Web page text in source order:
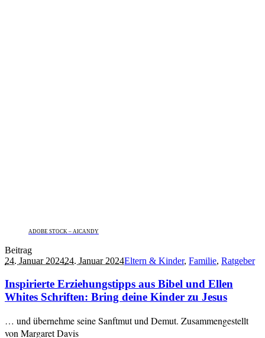
ADOBE STOCK – AICANDY
Beitrag
24. Januar 202424. Januar 2024Eltern & Kinder, Familie, Ratgeber
Inspirierte Erziehungstipps aus Bibel und Ellen
Whites Schriften: Bring deine Kinder zu Jesus
… und übernehme seine Sanftmut und Demut. Zusammengestellt
von Margaret Davis